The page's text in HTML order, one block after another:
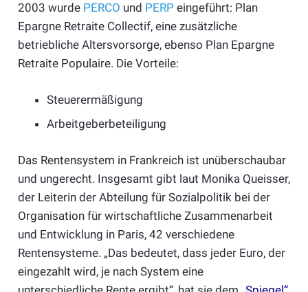
2003 wurde PERCO und PERP eingeführt: Plan
Epargne Retraite Collectif, eine zusätzliche
betriebliche Altersvorsorge, ebenso Plan Epargne
Retraite Populaire. Die Vorteile:
Steuerermäßigung
Arbeitgeberbeteiligung
Das Rentensystem in Frankreich ist unüberschaubar
und ungerecht. Insgesamt gibt laut Monika Queisser,
der Leiterin der Abteilung für Sozialpolitik bei der
Organisation für wirtschaftliche Zusammenarbeit
und Entwicklung in Paris, 42 verschiedene
Rentensysteme. „Das bedeutet, dass jeder Euro, der
eingezahlt wird, je nach System eine